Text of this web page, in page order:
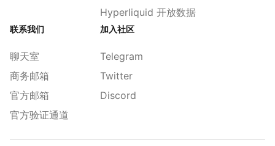
Hyperliquid 开放数据
联系我们
聊天室
商务邮箱
官方邮箱
官方验证通道
加入社区
Telegram
Twitter
Discord